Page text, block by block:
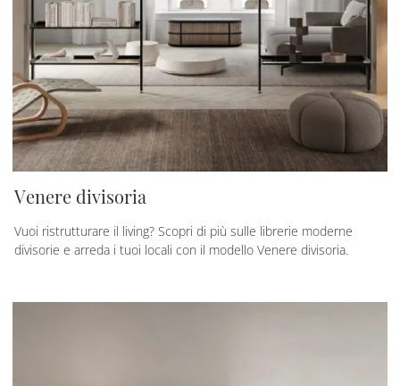
Venere divisoria
Vuoi ristrutturare il living? Scopri di più sulle librerie moderne
divisorie e arreda i tuoi locali con il modello Venere divisoria.